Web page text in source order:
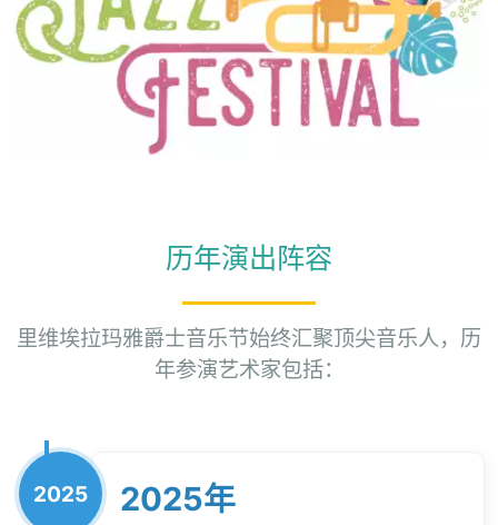
历年演出阵容
里维埃拉玛雅爵士音乐节始终汇聚顶尖音乐人，历
年参演艺术家包括：
2025 2025年